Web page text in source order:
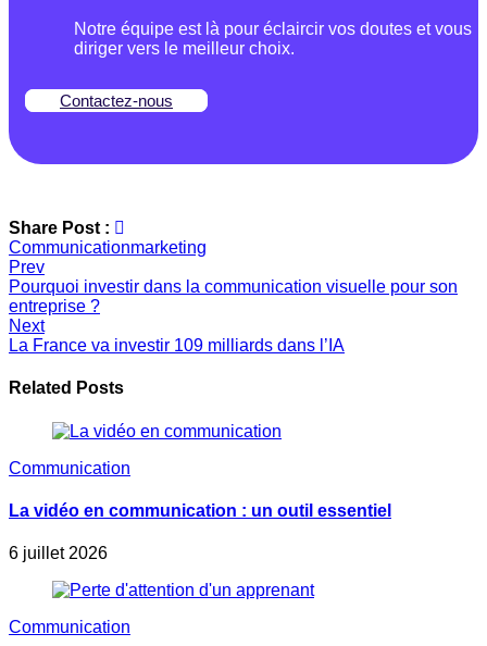
Notre équipe est là pour éclaircir vos doutes et vous
diriger vers le meilleur choix.
Contactez-nous
Share Post :
Communicationmarketing
Navigation
de
l’article
Prev
Pourquoi investir dans la communication visuelle pour son
entreprise ?
Next
La France va investir 109 milliards dans l’IA
Related Posts
Communication
La vidéo en communication : un outil essentiel
6 juillet 2026
Communication